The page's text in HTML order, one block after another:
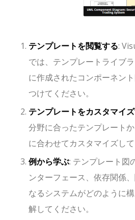
テンプレートを閲覧する:
では、テンプレートライブ
に作成されたコンポーネン
つけてください。
テンプレートをカスタマイ
分野に合ったテンプレート
に合わせてカスタマイズして
例から学ぶ: テンプレート図
ンターフェース、依存関係
なるシステムがどのように
解してください。